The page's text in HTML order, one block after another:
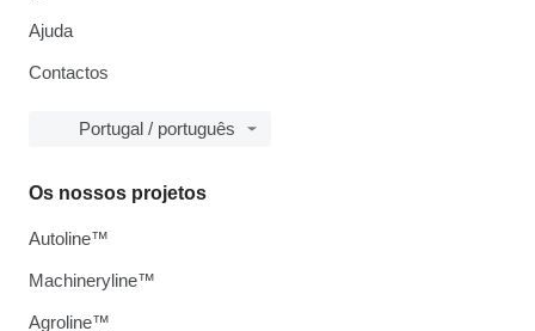
Ajuda
Contactos
Portugal / português
Os nossos projetos
Autoline™
Machineryline™
Agroline™